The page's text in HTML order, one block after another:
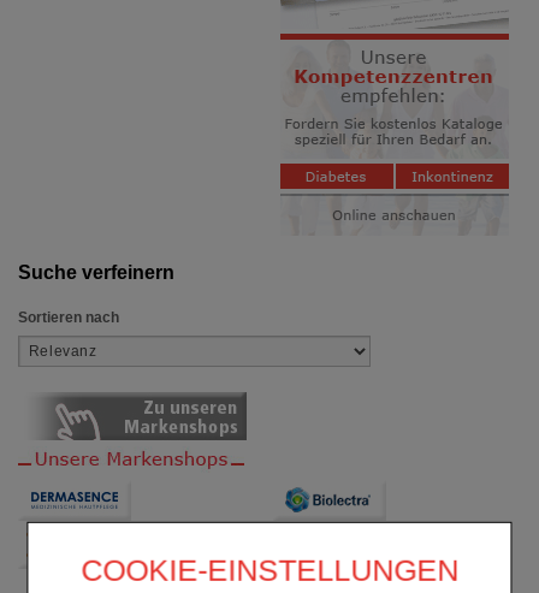
COOKIE-EINSTELLUNGEN
Suche verfeinern
Sortieren nach